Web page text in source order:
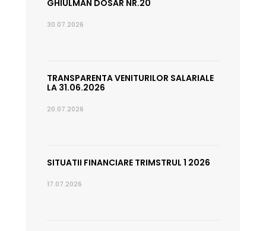
GHIULMAN DOSAR NR.20
30.07.2026
TRANSPARENTA VENITURILOR SALARIALE
LA 31.06.2026
20.07.2026
SITUATII FINANCIARE TRIMSTRUL 1 2026
17.07.2026